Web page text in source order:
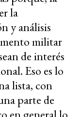
la
y análisis
militar
de interés
Eso es lo
lista, con
parte de